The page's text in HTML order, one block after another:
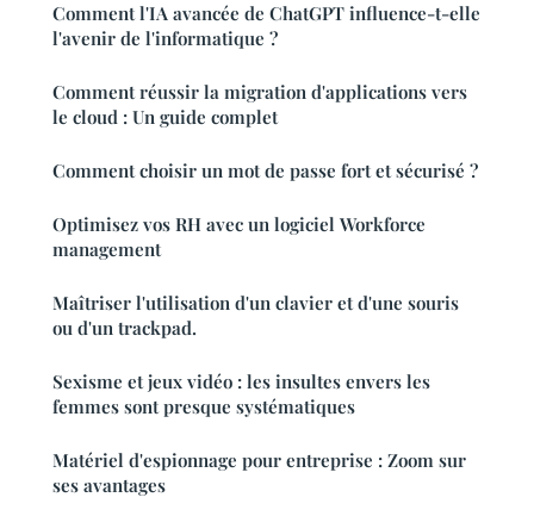
Comment l'IA avancée de ChatGPT influence-t-elle
l'avenir de l'informatique ?
Comment réussir la migration d'applications vers
le cloud : Un guide complet
Comment choisir un mot de passe fort et sécurisé ?
Optimisez vos RH avec un logiciel Workforce
management
Maîtriser l'utilisation d'un clavier et d'une souris
ou d'un trackpad.
Sexisme et jeux vidéo : les insultes envers les
femmes sont presque systématiques
Matériel d'espionnage pour entreprise : Zoom sur
ses avantages